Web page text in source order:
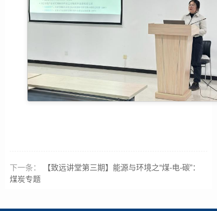
下一条：
【致远讲堂第三期】能源与环境之“煤-电-碳”：
煤炭专题